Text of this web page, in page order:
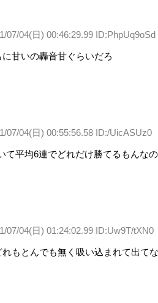
07/04(日) 00:46:29.99 ID:PhpUq9oSd
に甘いの轟音甘ぐらいだろ
07/04(日) 00:55:56.58 ID:/UicASUz0
て平均6連でどれだけ勝てるもんな
07/04(日) 01:24:02.99 ID:Uw9T/tXN0
れもとんでも無く吸い込まれて出て